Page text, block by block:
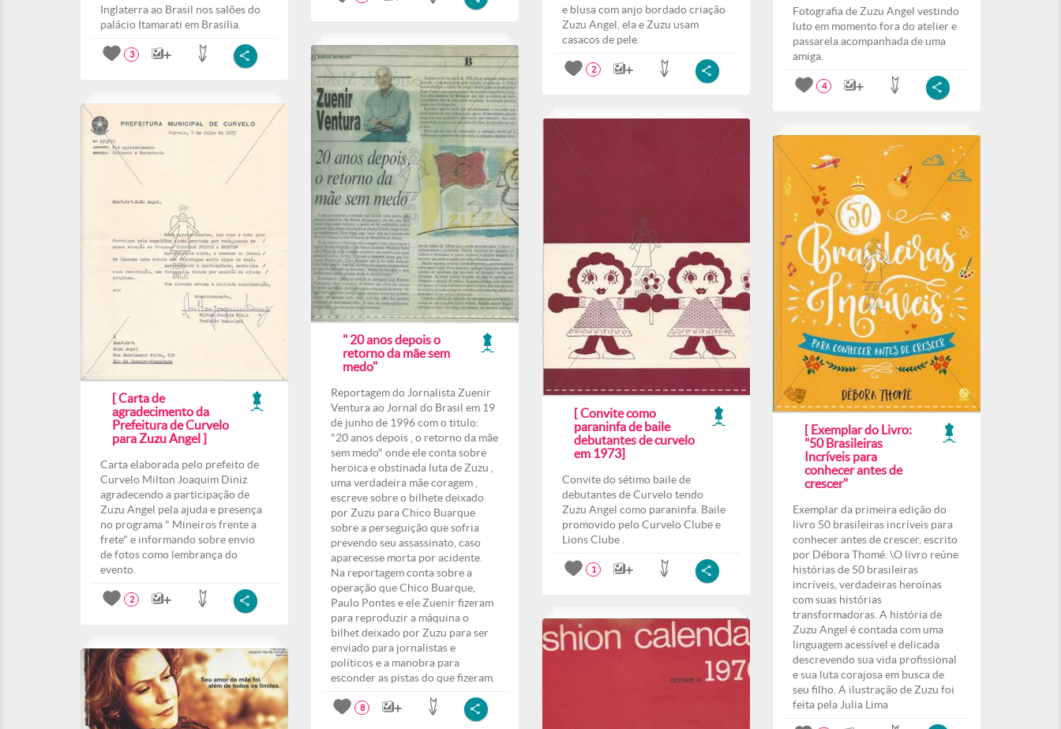
Fotografia de Zuzu Angel vestindo
luto em momento fora do atelier e
passarela acompanhada de uma
amiga.
4
e blusa com anjo bordado criação
Zuzu Angel, ela e Zuzu usam
casacos de pele.
2
Inglaterra ao Brasil nos salões do
palácio Itamarati em Brasilia.
3
" 20 anos depois o
retorno da mãe sem
medo"
Reportagem do Jornalista Zuenir
Ventura ao Jornal do Brasil em 19
de junho de 1996 com o titulo:
"20 anos depois , o retorno da mãe
sem medo" onde ele conta sobre
heroica e obstinada luta de Zuzu ,
uma verdadeira mãe coragem ,
escreve sobre o bilhete deixado
por Zuzu para Chico Buarque
sobre a perseguição que sofria
prevendo seu assassinato, caso
aparecesse morta por acidente.
Na reportagem conta sobre a
operação que Chico Buarque,
Paulo Pontes e ele Zuenir fizeram
para reproduzir a máquina o
bilhet deixado por Zuzu para ser
enviado para jornalistas e
políticos e a manobra para
esconder as pistas do que fizeram.
8
[ Carta de
agradecimento da
Prefeitura de Curvelo
para Zuzu Angel ]
Carta elaborada pelo prefeito de
Curvelo Milton Joaquim Diniz
agradecendo a participação de
Zuzu Angel pela ajuda e presença
no programa " Mineiros frente a
frete" e informando sobre envio
de fotos como lembrança do
evento.
2
[ Convite como
paraninfa de baile
debutantes de curvelo
em 1973]
Convite do sétimo baile de
debutantes de Curvelo tendo
Zuzu Angel como paraninfa. Baile
promovido pelo Curvelo Clube e
Lions Clube .
1
[ Exemplar do Livro:
"50 Brasileiras
Incríveis para
conhecer antes de
crescer"
Exemplar da primeira edição do
livro 50 brasileiras incríveis para
conhecer antes de crescer, escrito
por Débora Thomé. \O livro reúne
histórias de 50 brasileiras
incríveis, verdadeiras heroínas
com suas histórias
transformadoras. A história de
Zuzu Angel é contada com uma
linguagem acessível e delicada
descrevendo sua vida profissional
e sua luta corajosa em busca de
seu filho. A ilustração de Zuzu foi
feita pela Julia Lima